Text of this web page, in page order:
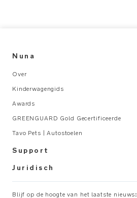
ISO
9001,
OHSAS
18001
Gewicht:
6.7
AFMETINGEN: L
43-
70
Nuna
Over
Kinderwagengids
Awards
GREENGUARD Gold Gecertificeerde
Tavo Pets | Autostoelen
Support
Juridisch
Blijf op de hoogte van het laatste nieuws: